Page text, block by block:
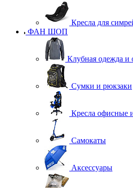
Кресла для
ФАН ШОП
Клубная одежда и
Сумки и рюкзаки
Кресла офисные
Самокаты
Аксессуары